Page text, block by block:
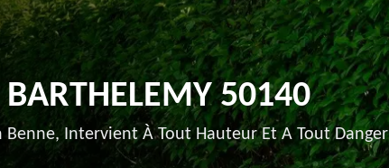
50140
Intervient À Tout Hauteur Et A Tout Danger